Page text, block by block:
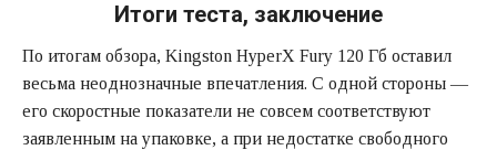
Итоги теста, заключение
По итогам обзора, Kingston HyperX Fury 120 Гб оставил
весьма неоднозначные впечатления. С одной стороны —
его скоростные показатели не совсем соответствуют
заявленным на упаковке, а при недостатке свободного